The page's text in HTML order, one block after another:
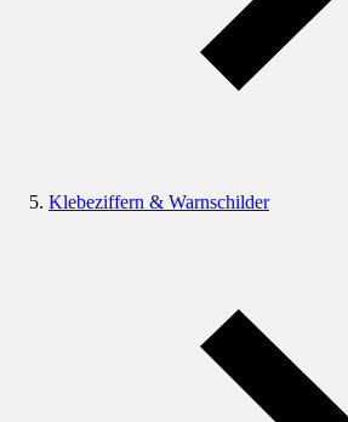
Klebeziffern & Warnschilder